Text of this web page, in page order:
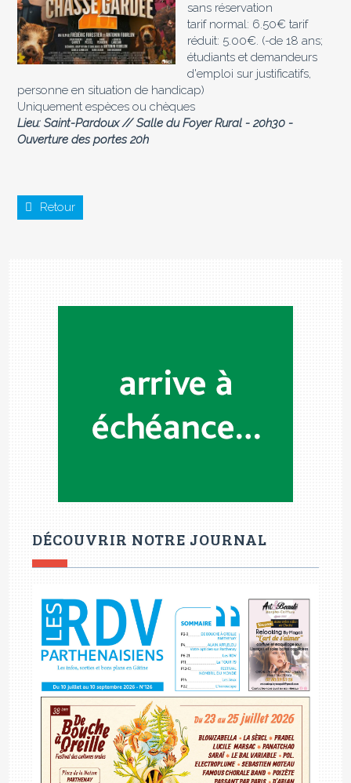
sans réservation
tarif normal: 6.50€ tarif
réduit: 5.00€. (-de 18 ans;
étudiants et demandeurs
d'emploi sur justificatifs,
personne en situation de handicap)
Uniquement espèces ou chèques
Lieu: Saint-Pardoux // Salle du Foyer Rural - 20h30 -
Ouverture des portes 20h
Retour
DÉCOUVRIR NOTRE JOURNAL